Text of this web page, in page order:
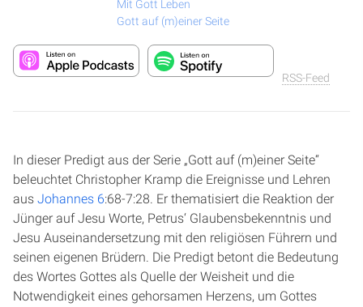
Mit Gott Leben
Gott auf (m)einer Seite
RSS-Feed
In dieser Predigt aus der Serie „Gott auf (m)einer Seite“
beleuchtet Christopher Kramp die Ereignisse und Lehren
aus Johannes 6:68-7:28. Er thematisiert die Reaktion der
Jünger auf Jesu Worte, Petrus‘ Glaubensbekenntnis und
Jesu Auseinandersetzung mit den religiösen Führern und
seinen eigenen Brüdern. Die Predigt betont die Bedeutung
des Wortes Gottes als Quelle der Weisheit und die
Notwendigkeit eines gehorsamen Herzens, um Gottes